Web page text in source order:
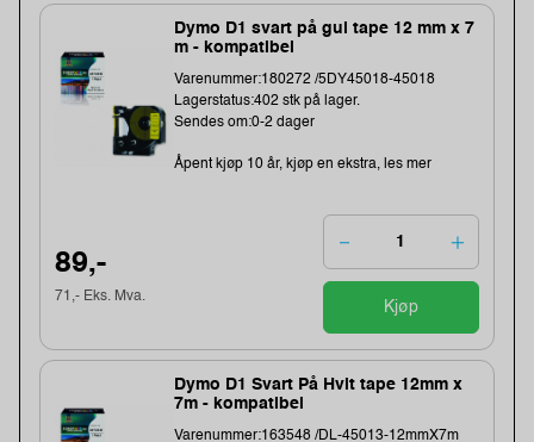
Dymo D1 svart på gul tape 12 mm x 7
m - kompatibel
Varenummer:180272 /5DY45018-45018
Lagerstatus:402 stk på lager.
Sendes om:0-2 dager
Åpent kjøp 10 år, kjøp en ekstra, les mer
89,-
71,- Eks. Mva.
Kjøp
Dymo D1 Svart På Hvit tape 12mm x
7m - kompatibel
Varenummer:163548 /DL-45013-12mmX7m